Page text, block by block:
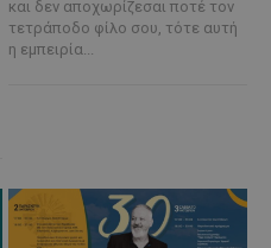
και δεν αποχωρίζεσαι ποτέ τον
τετράποδο φίλο σου, τότε αυτή
η εμπειρία...